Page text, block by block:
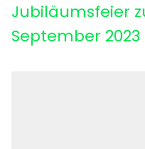
Jubiläumsfeier
September 2023